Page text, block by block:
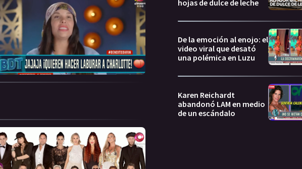
hojas de dulce de leche
De la emoción al enojo: el
video viral que desató
una polémica en Luzu
Karen Reichardt
abandonó LAM en medio
de un escándalo